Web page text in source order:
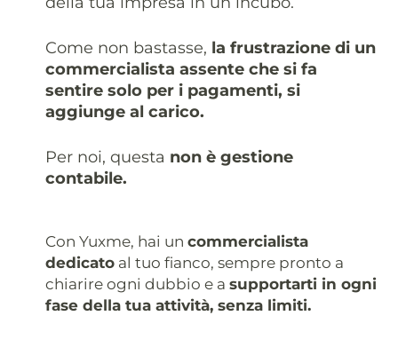
Come non bastasse, la frustrazione di un
commercialista assente che si fa
sentire solo per i pagamenti, si
aggiunge al carico.
Per noi, questa non è gestione
contabile.
Con Yuxme, hai un commercialista
dedicatoal tuo fianco, sempre pronto a
chiarire ogni dubbio e a supportarti in ogni
fase della tua attività, senza limiti.